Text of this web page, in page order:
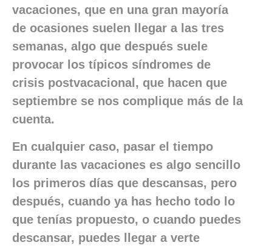
vacaciones, que en una gran mayoría
de ocasiones suelen llegar a las tres
semanas, algo que después suele
provocar los típicos síndromes de
crisis postvacacional, que hacen que
septiembre se nos complique más de la
cuenta.
En cualquier caso, pasar el tiempo
durante las vacaciones es algo sencillo
los primeros días que descansas, pero
después, cuando ya has hecho todo lo
que tenías propuesto, o cuando puedes
descansar, puedes llegar a verte